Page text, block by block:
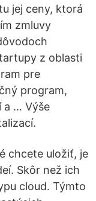
jej ceny, ktorá
zmluvy
z oblasti
pre
program,
a … Výše
chcete uložiť, je
Skôr než ich
cloud. Týmto